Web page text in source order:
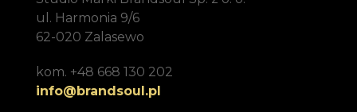
ul. Harmonia 9/6
62-020 Zalasewo
kom. +48 668 130 202
info@brandsoul.pl